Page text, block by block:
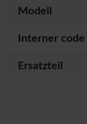
Modell
Interner code
Ersatzteil